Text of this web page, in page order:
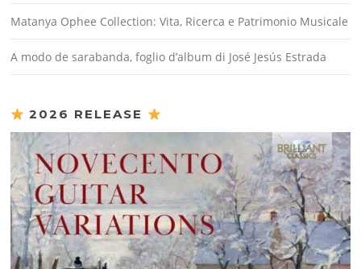
Matanya Ophee Collection: Vita, Ricerca e Patrimonio Musicale
A modo de sarabanda, foglio d’album di José Jesús Estrada
2026 RELEASE